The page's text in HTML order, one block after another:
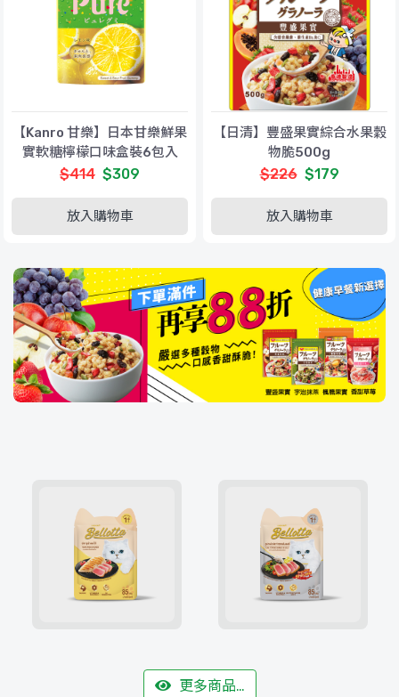
【Kanro 甘樂】日本甘樂鮮果
實軟糖檸檬口味盒裝6包入
(56gx6)
$414 $309
放入購物車
【日清】豐盛果實綜合水果穀
物脆500g
$226 $179
放入購物車
更多商品…